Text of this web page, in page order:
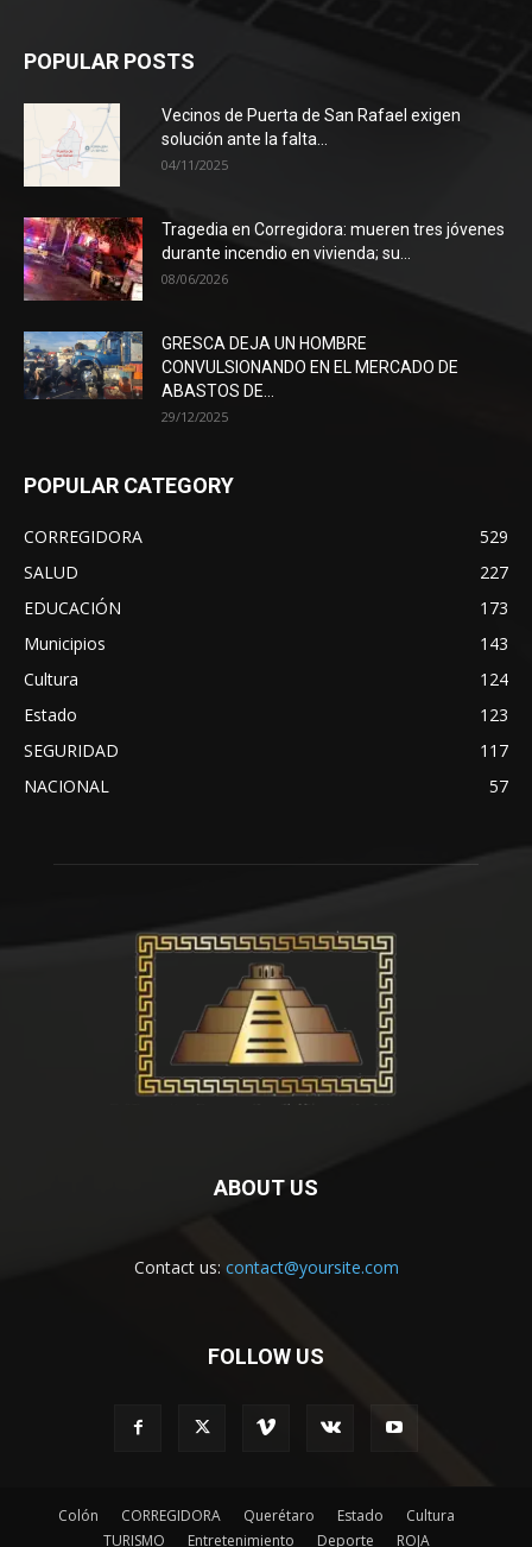
POPULAR POSTS
Vecinos de Puerta de San Rafael exigen
solución ante la falta...
04/11/2025
Tragedia en Corregidora: mueren tres jóvenes
durante incendio en vivienda; su...
08/06/2026
GRESCA DEJA UN HOMBRE
CONVULSIONANDO EN EL MERCADO DE
ABASTOS DE...
29/12/2025
POPULAR CATEGORY
CORREGIDORA
529
SALUD
227
EDUCACIÓN
173
Municipios
143
Cultura
124
Estado
123
SEGURIDAD
117
NACIONAL
57
ABOUT US
Contact us: contact@yoursite.com
FOLLOW US
Colón CORREGIDORA Querétaro Estado
Cultura
TURISMO
Entretenimiento Deporte ROJA